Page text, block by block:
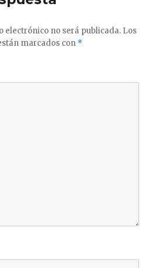
electrónico no será publicada. Los
marcados con *